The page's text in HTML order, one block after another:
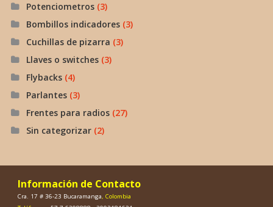
Potenciometros (3)
Bombillos indicadores (3)
Cuchillas de pizarra (3)
Llaves o switches (3)
Flybacks (4)
Parlantes (3)
Frentes para radios (27)
Sin categorizar (2)
Información de Contacto
Cra. 17 # 36-23 Bucaramanga, Colombia